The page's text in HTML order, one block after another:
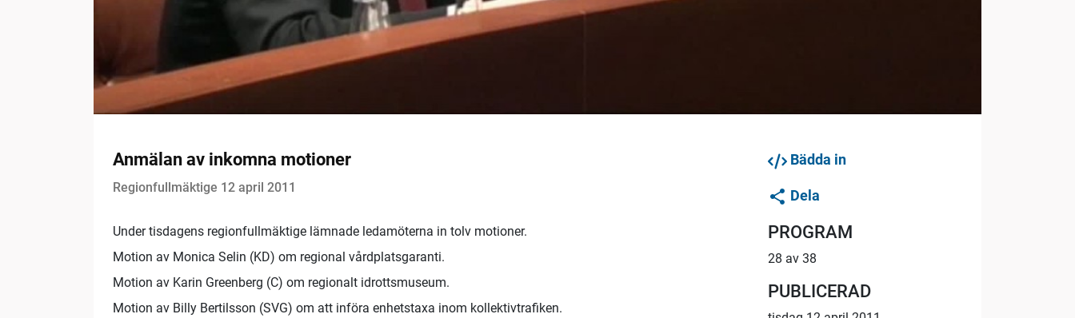
Anmälan av inkomna motioner
Regionfullmäktige 12 april 2011
Under tisdagens regionfullmäktige lämnade ledamöterna in tolv motioner.
Motion av Monica Selin (KD) om regional vårdplatsgaranti.
Motion av Karin Greenberg (C) om regionalt idrottsmuseum.
Motion av Billy Bertilsson (SVG) om att införa enhetstaxa inom kollektivtrafiken.
Bädda in
Dela
PROGRAM
28 av 38
PUBLICERAD